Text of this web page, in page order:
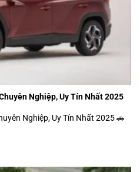
Nghiệp, Uy Tín Nhất 2025
Nghiệp, Uy Tín Nhất 2025 🚗